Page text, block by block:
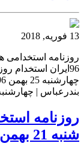
13 فوریه, 2018
96ایران
بندرعباس | چهارشنبه 25 بهمن
روزنامه
شنبه 21 بهمن 96